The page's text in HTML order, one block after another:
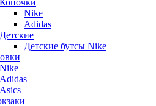
Nike
Adidas
Детские
Детские бутсы Nike
Nike
Adidas
Asics